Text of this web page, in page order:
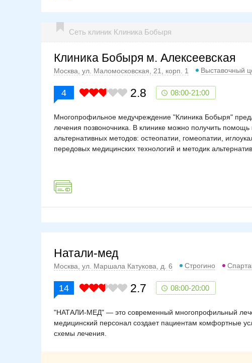
Сеть клиник Клиника Бобыря
Клиника Бобыря м. Алексеевская
Москва, ул. Маломосковская, 21, корп. 1 Выставочный
4 2.8 08:00-21:00
Многопрофильное медучреждение "Клиника Бобыря"
лечения позвоночника. В клинике можно получить
альтернативных методов: остеопатии, гомеопатии,
передовых медицинских технологий и методик
Натали-мед
Москва, ул. Маршала Катукова, д. 6 Строгино
14 2.7 08:00-20:00
"НАТАЛИ-МЕД" — это современный многопрофильный
медицинский персонал создает пациентам комфортные
схемы лечения.